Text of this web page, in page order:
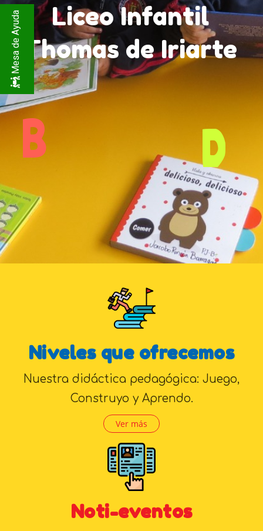
B
Liceo Infantil
Thomas de Iriarte
D
Niveles que ofrecemos
Nuestra didáctica pedagógica: Juego,
Construyo y Aprendo.
Ver más
Noti-eventos
Mesa de Ayuda